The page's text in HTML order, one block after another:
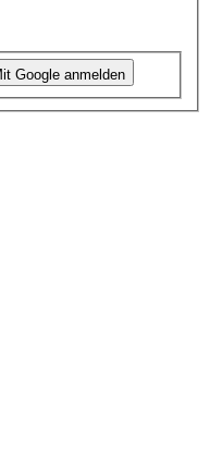
Google anmelden